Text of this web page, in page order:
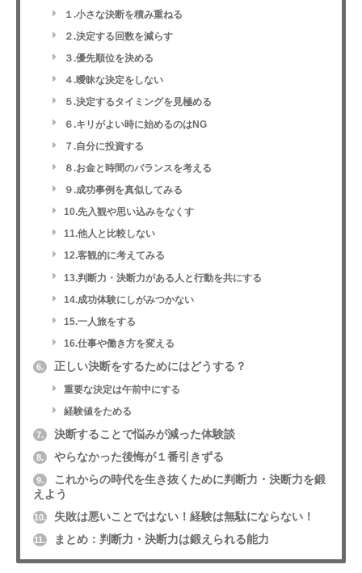
１.小さな決断を積み重ねる
２.決定する回数を減らす
３.優先順位を決める
４.曖昧な決定をしない
５.決定するタイミングを見極める
６.キリがよい時に始めるのはNG
７.自分に投資する
８.お金と時間のバランスを考える
９.成功事例を真似してみる
10.先入観や思い込みをなくす
11.他人と比較しない
12.客観的に考えてみる
13.判断力・決断力がある人と行動を共にする
14.成功体験にしがみつかない
15.一人旅をする
16.仕事や働き方を変える
6. 正しい決断をするためにはどうする？
重要な決定は午前中にする
経験値をためる
7. 決断することで悩みが減った体験談
8. やらなかった後悔が１番引きずる
9.
これからの時代を生き抜くために判断力・決断力を鍛
えよう
10. 失敗は悪いことではない！経験は無駄にならない！
11. まとめ：判断力・決断力は鍛えられる能力